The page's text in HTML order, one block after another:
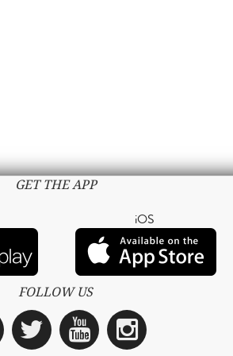
GET THE APP
iOS
FOLLOW US
Facebook
TwitterYouTube